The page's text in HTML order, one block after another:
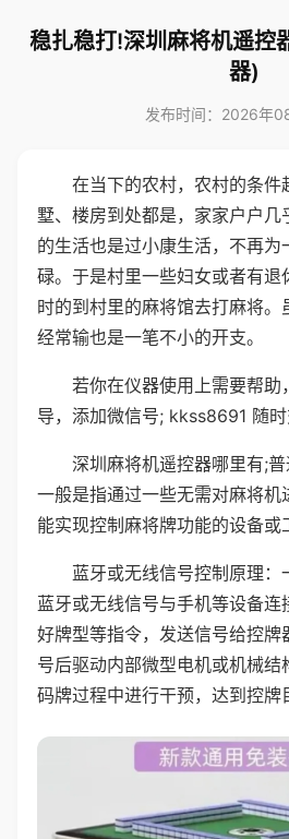
稳扎稳打!深圳麻将机遥控
器)
发布时间：2026年
在当下的农村，农村的条件
墅、楼房到处都是，家家户户几
的生活也是过小康生活，不再为
碌。于是村里一些妇女或者有退
时的到村里的麻将馆去打麻将。
经常输也是一笔不小的开支。
若你在仪器使用上需要帮助
导，添加微信号; kkss8691 随时
深圳麻将机遥控器哪里有;
一般是指通过一些无需对麻将机
能实现控制麻将牌功能的设备或
蓝牙或无线信号控制原理：
蓝牙或无线信号与手机等设备连
好牌型等指令，发送信号给控牌
号后驱动内部微型电机或机械结
码牌过程中进行干预，达到控牌